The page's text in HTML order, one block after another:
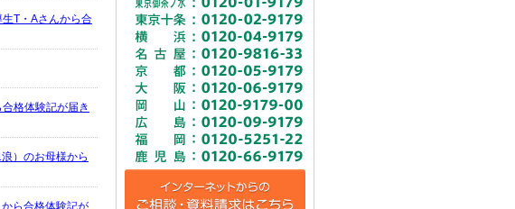
T・Aさんから合
格体験記が届き
）のお母様から
ら合格体験記が